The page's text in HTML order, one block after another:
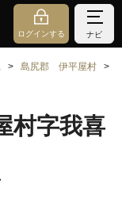
ログインする ナビ
島尻郡 伊平屋村
村字我喜